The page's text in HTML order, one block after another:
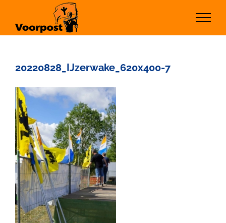
inhoud
20220828_IJzerwake_620x400-7